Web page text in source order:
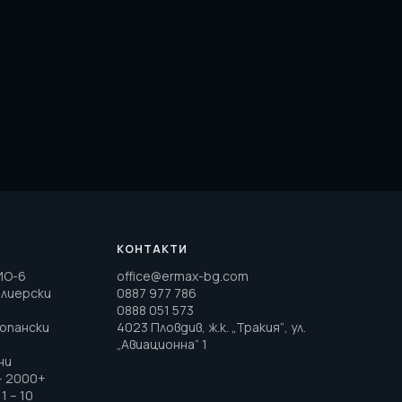
6
2000+
– 10
КОНТАКТИ
office@ermax-bg.com
0887 977 786
0888 051 573
4023 Пловдив, ж.к. „Тракия“, ул.
„Авиационна“ 1